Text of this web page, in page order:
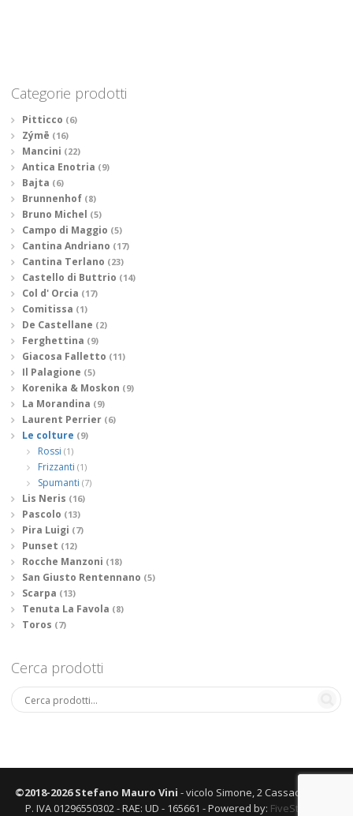
Categorie prodotti
Pitticco (6)
Zýmē (16)
Mancini (22)
Antica Enotria (9)
Bajta (6)
Brunnenhof (8)
Bruno Michel (5)
Campo di Maggio (5)
Cantina Andriano (17)
Cantina Terlano (23)
Castello di Buttrio (14)
Col d' Orcia (17)
Comitissa (1)
De Castellane (2)
Ferghettina (9)
Giacosa Falletto (11)
Il Palagione (5)
Korenika & Moskon (9)
La Morandina (9)
Laurent Perrier (6)
Le colture (9)
Rossi (1)
Frizzanti (1)
Spumanti (7)
Lis Neris (16)
Pascolo (13)
Pira Luigi (7)
Punset (12)
Rocche Manzoni (18)
San Giusto Rentennano (5)
Scarpa (13)
Tenuta La Favola (8)
Toros (7)
Cerca prodotti
©2018-2026 Stefano Mauro Vini - vicolo Simone, 2 Cassacco (UD) -
P. IVA 01296550302 - RAE: UD - 165661 - Powered by: FiveStudio.it